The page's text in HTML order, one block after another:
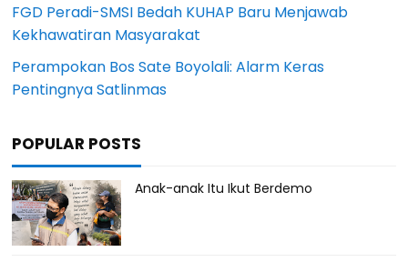
FGD Peradi-SMSI Bedah KUHAP Baru Menjawab
Kekhawatiran Masyarakat
Perampokan Bos Sate Boyolali: Alarm Keras
Pentingnya Satlinmas
POPULAR POSTS
Anak-anak Itu Ikut Berdemo